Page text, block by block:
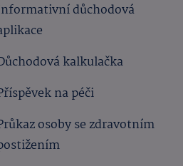
důchodová
kalkulačka
na péči
osoby se zdravotním